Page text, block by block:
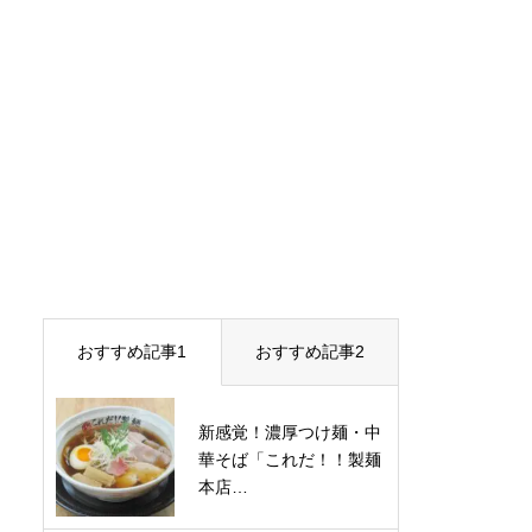
おすすめ記事1 おすすめ記事2
新感覚！濃厚つけ麺・中
華そば「これだ！！製麺
本店…